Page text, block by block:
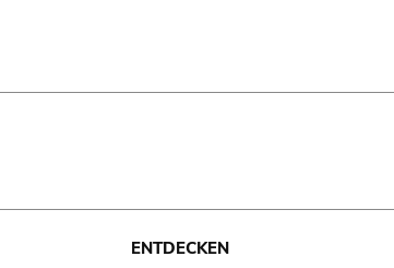
ENTDECKEN